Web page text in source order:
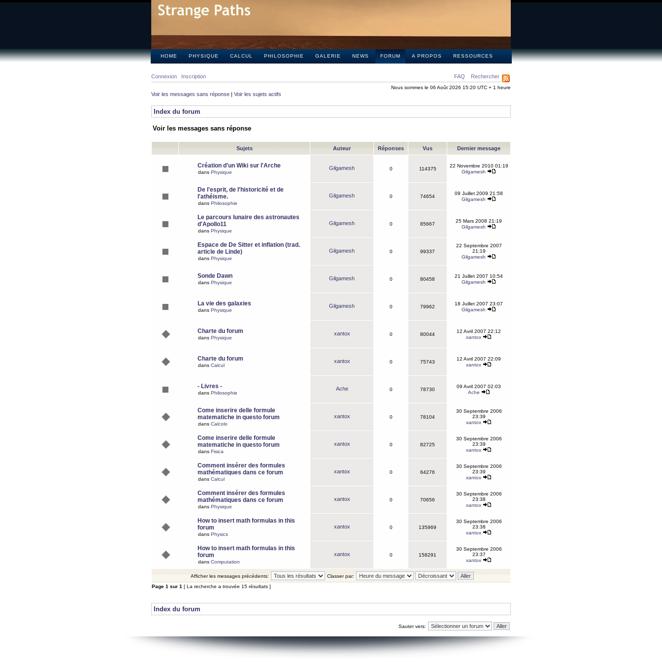
HOME PHYSIQUE CALCUL PHILOSOPHIE GALERIE NEWS FORUM A PROPOS RESSOURCES
FAQ Rechercher
Connexion Inscription
Nous sommes le 06 Août 2026 15:20 UTC + 1 heure
Voir les messages sans réponse | Voir les sujets actifs
Index du forum
Voir les messages sans réponse
Sujets Auteur Réponses Vus Dernier message
Création d'un Wiki sur l'Arche
dans Physique
Gilgamesh 0 114375
22 Novembre 2010 01:19
Gilgamesh
De l'esprit, de l'historicité et de
l'athéisme.
dans Philosophie
Gilgamesh 0 74654
09 Juillet 2009 21:58
Gilgamesh
Le parcours lunaire des astronautes
d'Apollo11
dans Physique
Gilgamesh 0 85667
25 Mars 2008 21:19
Gilgamesh
Espace de De Sitter et inflation (trad.
article de Linde)
dans Physique
Gilgamesh 0 99337
22 Septembre 2007
21:19
Gilgamesh
Sonde Dawn
dans Physique
Gilgamesh 0 80458
21 Juillet 2007 10:54
Gilgamesh
La vie des galaxies
dans Physique
Gilgamesh 0 79962
18 Juillet 2007 23:07
Gilgamesh
Charte du forum
dans Physique
xantox 0 80044
12 Avril 2007 22:12
xantox
Charte du forum
dans Calcul
xantox 0 75743
12 Avril 2007 22:09
xantox
- Livres -
dans Philosophie
Ache 0 78730
09 Avril 2007 02:03
Ache
Come inserire delle formule
matematiche in questo forum
dans Calcolo
xantox 0 78104
30 Septembre 2006
23:39
xantox
Come inserire delle formule
matematiche in questo forum
dans Fisica
xantox 0 82725
30 Septembre 2006
23:39
xantox
Comment insérer des formules
mathématiques dans ce forum
dans Calcul
xantox 0 64276
30 Septembre 2006
23:39
xantox
Comment insérer des formules
mathématiques dans ce forum
dans Physique
xantox 0 70656
30 Septembre 2006
23:38
xantox
How to insert math formulas in this
forum
dans Physics
xantox 0 135969
30 Septembre 2006
23:38
xantox
How to insert math formulas in this
forum
dans Computation
xantox 0 158291
30 Septembre 2006
23:37
xantox
Afficher les messages précédents:
Classer par:
Page 1 sur 1 [ La recherche a trouvée 15 résultats ]
Index du forum
Sauter vers: